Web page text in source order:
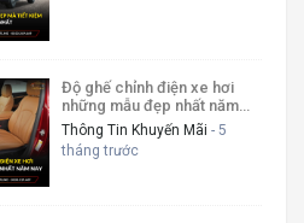
Độ ghế chỉnh điện xe hơi
những mẫu đẹp nhất năm
nay
Thông Tin Khuyến Mãi - 5
tháng trước